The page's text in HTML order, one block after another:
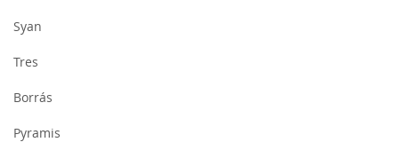
Syan
Tres
Borrás
Pyramis